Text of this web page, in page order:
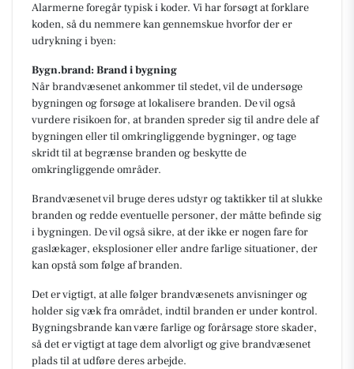
Alarmerne foregår typisk i koder. Vi har forsøgt at forklare
koden, så du nemmere kan gennemskue hvorfor der er
udrykning i byen:
Bygn.brand: Brand i bygning
Når brandvæsenet ankommer til stedet, vil de undersøge
bygningen og forsøge at lokalisere branden. De vil også
vurdere risikoen for, at branden spreder sig til andre dele af
bygningen eller til omkringliggende bygninger, og tage
skridt til at begrænse branden og beskytte de
omkringliggende områder.
Brandvæsenet vil bruge deres udstyr og taktikker til at slukke
branden og redde eventuelle personer, der måtte befinde sig
i bygningen. De vil også sikre, at der ikke er nogen fare for
gaslækager, eksplosioner eller andre farlige situationer, der
kan opstå som følge af branden.
Det er vigtigt, at alle følger brandvæsenets anvisninger og
holder sig væk fra området, indtil branden er under kontrol.
Bygningsbrande kan være farlige og forårsage store skader,
så det er vigtigt at tage dem alvorligt og give brandvæsenet
plads til at udføre deres arbejde.